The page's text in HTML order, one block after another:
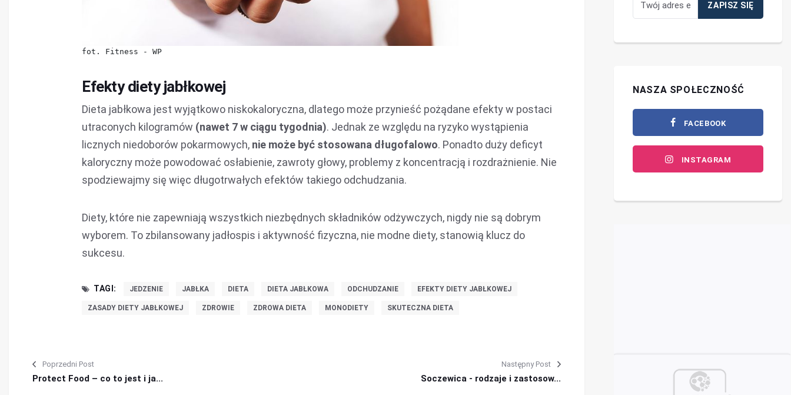
fot. Fitness - WP
Efekty diety jabłkowej
Dieta jabłkowa jest wyjątkowo niskokaloryczna, dlatego może przynieść pożądane efekty w postaci
utraconych kilogramów (nawet 7 w ciągu tygodnia). Jednak ze względu na ryzyko wystąpienia
licznych niedoborów pokarmowych, nie może być stosowana długofalowo. Ponadto duży deficyt
kaloryczny może powodować osłabienie, zawroty głowy, problemy z koncentracją i rozdrażnienie. Nie
spodziewajmy się więc długotrwałych efektów takiego odchudzania.
Diety, które nie zapewniają wszystkich niezbędnych składników odżywczych, nigdy nie są dobrym
wyborem. To zbilansowany jadłospis i aktywność fizyczna, nie modne diety, stanowią klucz do
sukcesu.
TAGI: JEDZENIE JABŁKA DIETA DIETA JABŁKOWA ODCHUDZANIE EFEKTY DIETY JABŁKOWEJ
ZASADY DIETY JABŁKOWEJ ZDROWIE ZDROWA DIETA MONODIETY SKUTECZNA DIETA
Poprzedni Post
Protect Food – co to jest i ja...
Następny Post
Soczewica - rodzaje i zastosow...
NASZA SPOŁECZNOŚĆ
FACEBOOK
INSTAGRAM